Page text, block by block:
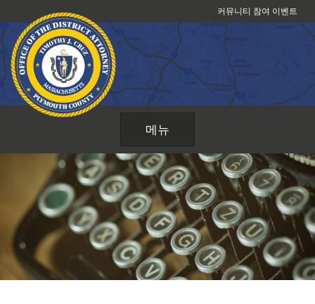
텐
츠
건
뛰
커뮤니티 참여 이벤트
메뉴